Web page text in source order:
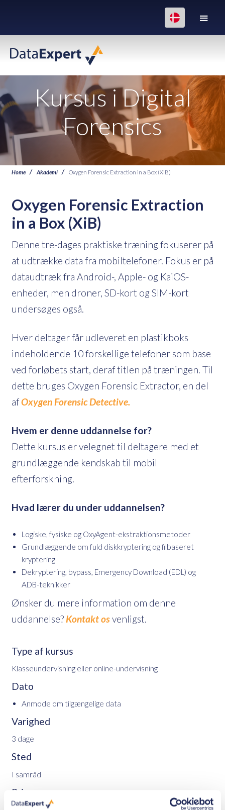
Kursus i Digital
Forensics
Home Akademi Oxygen Forensic Extraction in a Box (XiB)
Oxygen Forensic Extraction
in a Box (XiB)
Denne tre-dages praktiske træning fokuserer på
at udtrække data fra mobiltelefoner. Fokus er på
dataudtræk fra Android-, Apple- og KaiOS-
enheder, men droner, SD-kort og SIM-kort
undersøges også.
Hver deltager får udleveret en plastikboks
indeholdende 10 forskellige telefoner som base
ved forløbets start, deraf titlen på træningen. Til
dette bruges Oxygen Forensic Extractor, en del
afOxygen Forensic Detective.
Hvem er denne uddannelse for?
Dette kursus er velegnet til deltagere med et
grundlæggende kendskab til mobil
efterforskning.
Hvad lærer du under uddannelsen?
Logiske, fysiske og OxyAgent-ekstraktionsmetoder
Grundlæggende om fuld diskkryptering og filbaseret
kryptering
Dekryptering, bypass, Emergency Download (EDL) og
ADB-teknikker
Ønsker du mere information om denne
uddannelse? Kontakt osvenligst.
Type af kursus
Klasseundervisning eller online-undervisning
Dato
Anmode om tilgængelige data
Varighed
3 dage
Sted
I samråd
Pris